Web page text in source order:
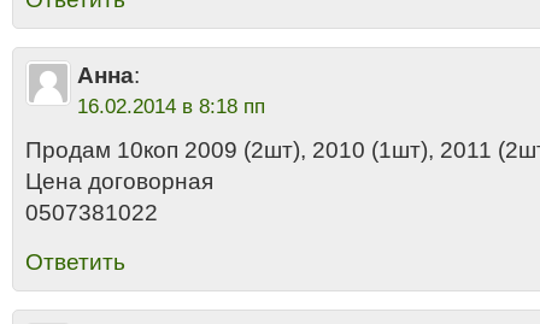
Анна:
16.02.2014 в 8:18 пп
Продам 10коп 2009 (2шт), 2010 (1шт), 2011
Цена договорная
0507381022
Ответить